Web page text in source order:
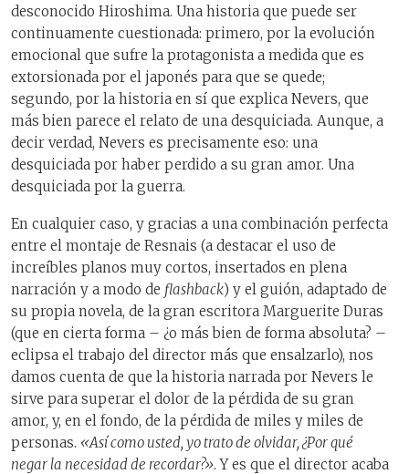
desconocido Hiroshima. Una historia que puede ser
continuamente cuestionada: primero, por la evolución
emocional que sufre la protagonista a medida que es
extorsionada por el japonés para que se quede;
segundo, por la historia en sí que explica Nevers, que
más bien parece el relato de una desquiciada. Aunque, a
decir verdad, Nevers es precisamente eso: una
desquiciada por haber perdido a su gran amor. Una
desquiciada por la guerra.
En cualquier caso, y gracias a una combinación perfecta
entre el montaje de Resnais (a destacar el uso de
increíbles planos muy cortos, insertados en plena
narración y a modo de flashback) y el guión, adaptado de
su propia novela, de la gran escritora Marguerite Duras
(que en cierta forma – ¿o más bien de forma absoluta? –
eclipsa el trabajo del director más que ensalzarlo), nos
damos cuenta de que la historia narrada por Nevers le
sirve para superar el dolor de la pérdida de su gran
amor, y, en el fondo, de la pérdida de miles y miles de
personas. «Así como usted, yo trato de olvidar, ¿Por qué
negar la necesidad de recordar?». Y es que el director acaba